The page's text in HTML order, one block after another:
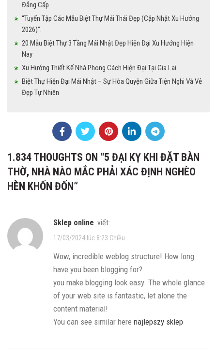
Đẳng Cấp
“Tuyển Tập Các Mẫu Biệt Thự Mái Thái Đẹp (Cập Nhật Xu Hướng
2026)”.
20 Mẫu Biệt Thự 3 Tầng Mái Nhật Đẹp Hiện Đại Xu Hướng Hiện
Nay
Xu Hướng Thiết Kế Nhà Phong Cách Hiện Đại Tại Gia Lai
Biệt Thự Hiện Đại Mái Nhật – Sự Hòa Quyện Giữa Tiện Nghi Và Vẻ
Đẹp Tự Nhiên
1.834 THOUGHTS ON “5 ĐẠI KỴ KHI ĐẶT BÀN
THỜ, NHÀ NÀO MẮC PHẢI XÁC ĐỊNH NGHÈO
HÈN KHỐN ĐỐN”
sklep online viết:
17/03/2024 lúc 8:23 Chiều
Wow, incredible weblog structure! How long
have you been blogging for?
you make blogging look easy. The whole glance
of your web site is fantastic, let alone the
content material!
You can see similar here najlepszy sklep